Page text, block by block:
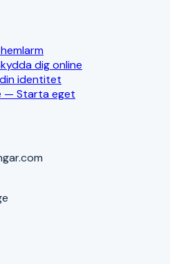
dig online
identitet
— Starta eget